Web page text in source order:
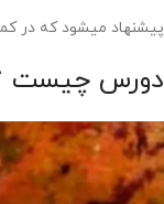
پیشنهاد میشود که در
دورس چیست